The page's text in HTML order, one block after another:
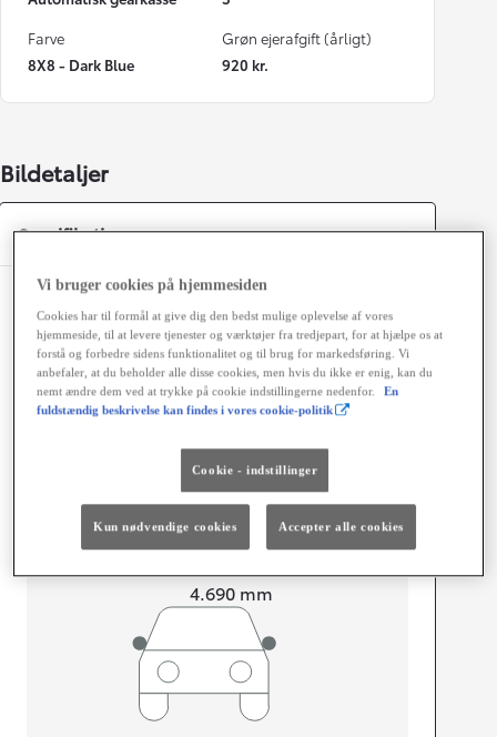
Farve
8X8 - Dark Blue
Grøn ejerafgift (årligt)
920 kr.
Bildetaljer
Specifikationer
Dimensioner og mål
Døre
5
Sæder
5
4.690 mm
Vi bruger cookies på hjemmesiden
Cookies har til formål at give dig den bedst mulige oplevelse af vores
hjemmeside, til at levere tjenester og værktøjer fra tredjepart, for at hjælpe os at
forstå og forbedre sidens funktionalitet og til brug for markedsføring. Vi
anbefaler, at du beholder alle disse cookies, men hvis du ikke er enig, kan du
nemt ændre dem ved at trykke på cookie indstillingerne nedenfor.
En
fuldstændig beskrivelse kan findes i vores cookie-politik
Cookie - indstillinger
Kun nødvendige cookies Accepter alle cookies